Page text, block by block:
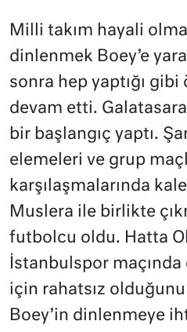
Milli takım hayali
dinlenmek Boey’e
sonra hep yaptığı
devam etti.
bir başlangıç yaptı.
elemeleri ve grup
karşılaşmalarında
Muslera ile birlikte
futbolcu oldu. Hatta
İstanbulspor
için rahatsız
Boey’in dinlenmeye